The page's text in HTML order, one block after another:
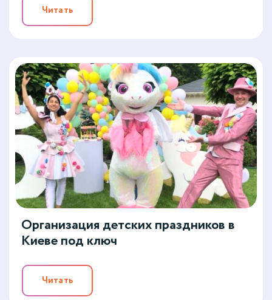
Читать
Организация детских праздников в
Киеве под ключ
Читать